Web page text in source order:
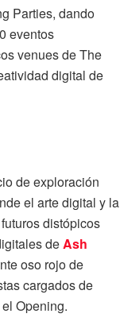
Parties, dando
eventos
venues de The
digital de
de exploración
el arte digital y la
distópicos
deAsh
oso rojo de
cargados de
Opening.